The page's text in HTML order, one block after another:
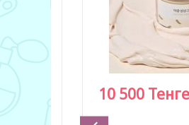
10 500 Тенге